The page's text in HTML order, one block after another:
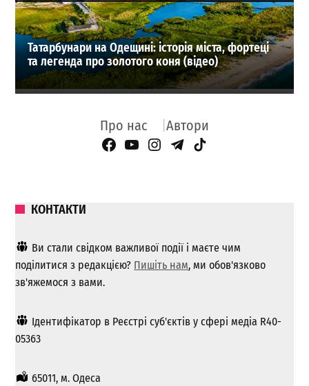
Татарбунари на Одещині: історія міста, фортеці
та легенда про золотого коня (відео)
Про нас Автори
Facebook Page
YouTube
Instagram
Telegram
TikTok
КОНТАКТИ
Ви стали свідком важливої ​​події і маєте чим
поділитися з редакцією? Пишіть нам, ми обов'язково
зв'яжемося з вами.
Ідентифікатор в Реєстрі суб'єктів у сфері медіа R40-
05363
65011, м. Одеса